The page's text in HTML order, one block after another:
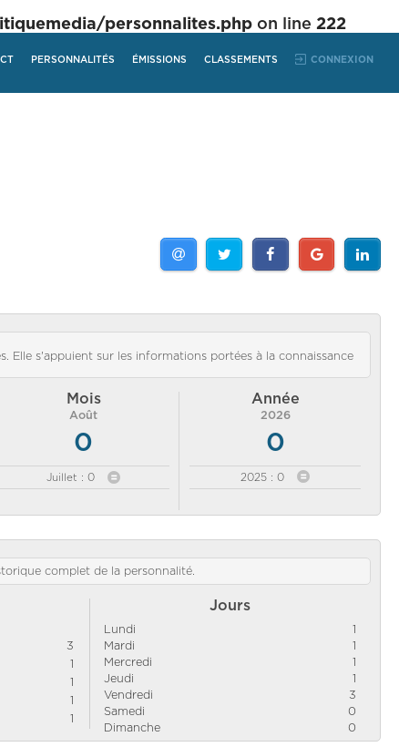
personnalites.php on line 222
PERSONNALITÉS ÉMISSIONS CLASSEMENTS CONNEXION
Elle s'appuient sur les informations portées à la connaissance
Mois
Août
0
Juillet : 0
Année
2026
0
2025 : 0
complet de la personnalité.
3
1
1
1
1
Jours
Lundi
1
Mardi
1
Mercredi
1
Jeudi
1
Vendredi
3
Samedi
0
Dimanche
0